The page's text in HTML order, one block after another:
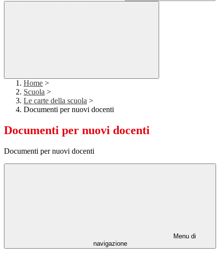
Home >
Scuola >
Le carte della scuola >
Documenti per nuovi docenti
Documenti per nuovi docenti
Documenti per nuovi docenti
Menu di
navigazione